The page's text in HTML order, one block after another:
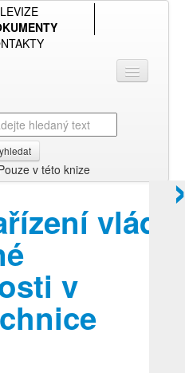
v této knize
vlády
v